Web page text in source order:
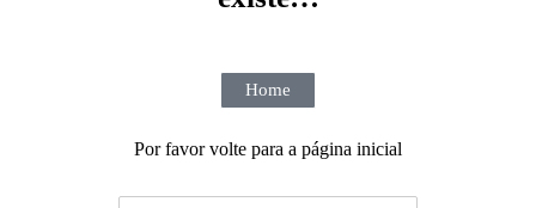
Home
Por favor volte para a página inicial